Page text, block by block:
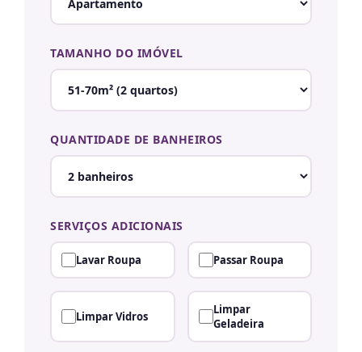
TAMANHO DO IMÓVEL
QUANTIDADE DE BANHEIROS
SERVIÇOS ADICIONAIS
Lavar Roupa Passar Roupa
Limpar Vidros
Limpar
Geladeira